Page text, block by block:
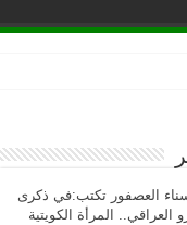
العصفور تكتب:في ذكرى
العراقي.. المرأة الكويتية